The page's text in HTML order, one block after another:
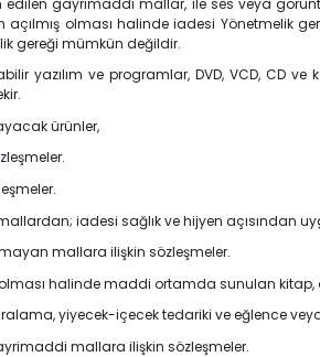
olması halinde iadesi Yönetmelik
gereği mümkün değildir.
yazılım ve programlar, DVD, VCD, CD
ürünler,
iadesi sağlık ve hijyen açısından
mallara ilişkin sözleşmeler.
halinde maddi ortamda sunulan
yiyecek-içecek tedariki ve eğlence
mallara ilişkin sözleşmeler.